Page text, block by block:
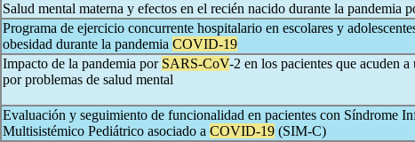
Salud mental materna y efectos en el recién nacido durante la pandemia
Programa de ejercicio concurrente hospitalario en escolares y
obesidad durante la pandemia COVID-19
Impacto de la pandemia por SARS-CoV-2 en los pacientes que acuden
por problemas de salud mental
Evaluación y seguimiento de funcionalidad en pacientes con Síndrome
Multisistémico Pediátrico asociado a COVID-19 (SIM-C)